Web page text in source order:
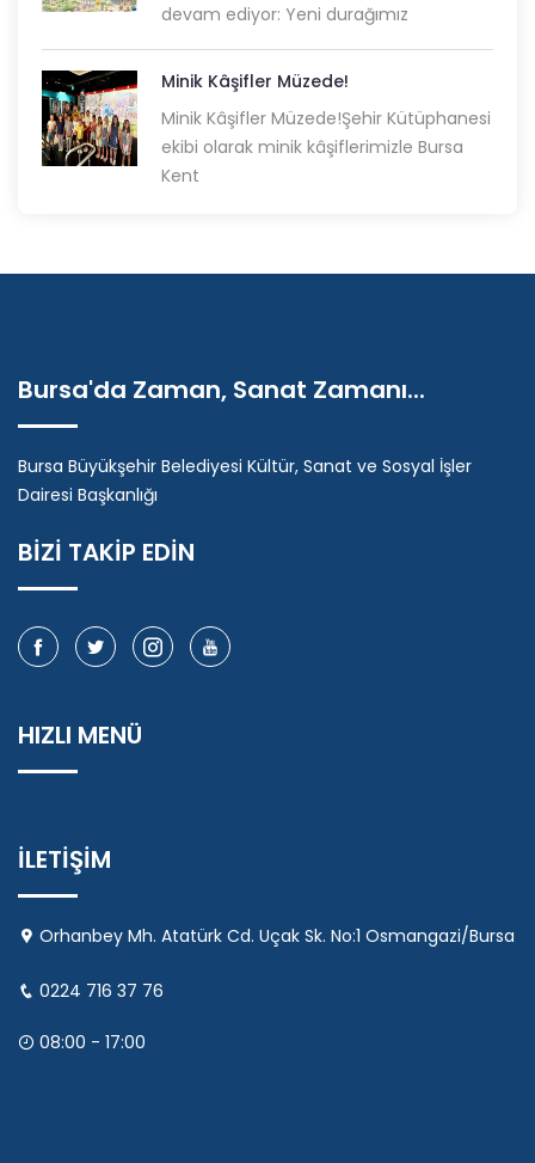
devam ediyor: Yeni durağımız
Minik Kâşifler Müzede!
Minik Kâşifler Müzede!Şehir Kütüphanesi
ekibi olarak minik kâşiflerimizle Bursa
Kent
Bursa'da Zaman, Sanat Zamanı...
Bursa Büyükşehir Belediyesi Kültür, Sanat ve Sosyal İşler
Dairesi Başkanlığı
BİZİ TAKİP EDİN
HIZLI MENÜ
İLETİŞİM
Orhanbey Mh. Atatürk Cd. Uçak Sk. No:1 Osmangazi/Bursa
0224 716 37 76
08:00 - 17:00